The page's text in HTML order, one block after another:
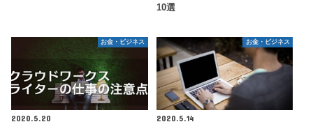
10選
お金・ビジネス
2020.5.20
お金・ビジネス
2020.5.14